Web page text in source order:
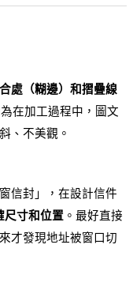
處（糊邊）和摺疊線
在加工過程中，圖文
、不美觀。
信封」，在設計信件
尺寸和位置 。最好直接
才發現地址被窗口切